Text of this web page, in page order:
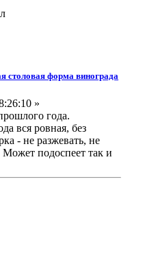
форма винограда
»
года.
вся ровная, без
- не разжевать, не
Может подоспеет так и